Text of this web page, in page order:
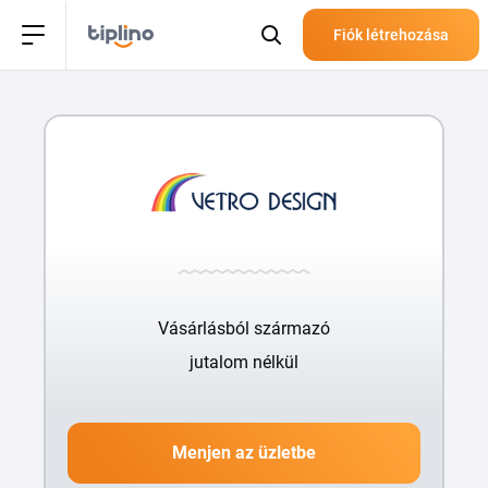
Fiók létrehozása
Vásárlásból származó
jutalom nélkül
Menjen az üzletbe